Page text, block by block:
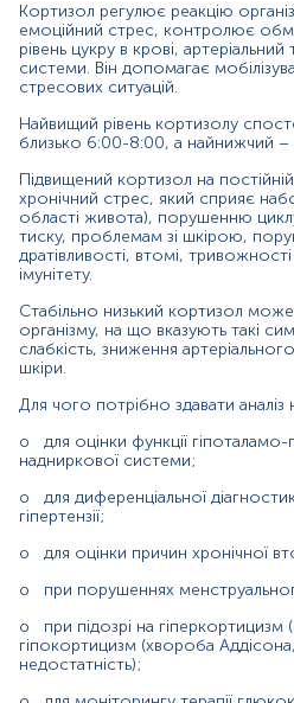
o
при підозрі на
гіпокортицизм (хвороба
недостатність);
для моніторингу терапії
Матеріал
сеча (добова)
Зміст:
Синоніми
Маркер
Показання до призначення
Загальна характеристика
Інтерферуючі чинники
Інтерпретація
Діапазон вимірювань
Перерахунок значень
Додаткова інформація
гідрокортизон (медикамент)
Маркер
Кортизол регулює реакцію
емоційний стрес, контролює
рівень цукру в крові,
системи. Він допомагає
стресових ситуацій.
Найвищий рівень кортизолу
близько 6:00-8:00, а найнижчий –
Підвищений кортизол на
хронічний стрес, який сприяє
області живота), порушенню
тиску, проблемам зі шкірою,
дратівливості, втомі,
імунітету.
Стабільно низький кортизол
організму, на що вказують такі
слабкість, зниження
шкіри.
Для чого потрібно здавати аналіз
o
для оцінки функції гіпоталамо-
надниркової системи;
o
для диференціальної
гіпертензії;
o
для оцінки причин хронічної
o
при порушеннях
o
при підозрі на
гіпокортицизм (хвороба
недостатність);